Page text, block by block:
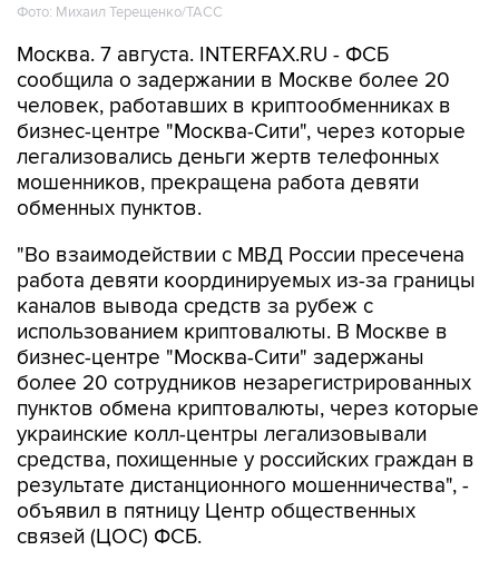
Фото: Михаил Терещенко/ТАСС
Москва. 7 августа. INTERFAX.RU - ФСБ
сообщила о задержании в Москве более 20
человек, работавших в криптообменниках в
бизнес-центре "Москва-Сити", через которые
легализовались деньги жертв телефонных
мошенников, прекращена работа девяти
обменных пунктов.
"Во взаимодействии с МВД России пресечена
работа девяти координируемых из-за границы
каналов вывода средств за рубеж с
использованием криптовалюты. В Москве в
бизнес-центре "Москва-Сити" задержаны
более 20 сотрудников незарегистрированных
пунктов обмена криптовалюты, через которые
украинские колл-центры легализовывали
средства, похищенные у российских граждан в
результате дистанционного мошенничества", -
объявил в пятницу Центр общественных
связей (ЦОС) ФСБ.